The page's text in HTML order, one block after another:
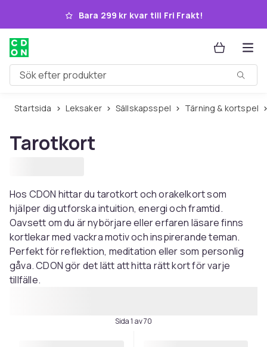
Hoppa till huvudinnehållet
Bara 299 kr kvar till Fri Frakt!
Sök efter produkter
Startsida Leksaker Sällskapsspel Tärning & kortspel
Tarotkort
Hos CDON hittar du tarotkort och orakelkort som
hjälper dig utforska intuition, energi och framtid.
Oavsett om du är nybörjare eller erfaren läsare finns
kortlekar med vackra motiv och inspirerande teman.
Perfekt för reflektion, meditation eller som personlig
gåva. CDON gör det lätt att hitta rätt kort för varje
tillfälle.
Sida 1 av 70